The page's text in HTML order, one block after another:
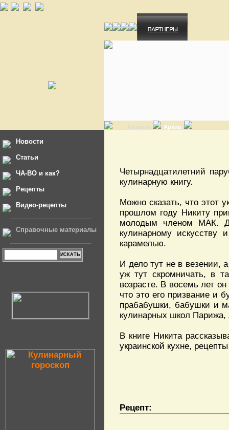
Главная Архив
Новости
Статьи
ЧА-ВО и как?
Рецепты
Видео-рецепты
Справочные материалы
Четырнадцатилетний
кулинарную книгу.
Можно сказать, что этот
прошлом году Никиту
молодым членом МАК.
кулинарному
карамелью.
И дело тут не в везении,
уж тут скромничать, в
возрасте. В восемь лет
что это его призвание и
прабабушки, бабушки и
кулинарных школ
В книге Никита
украинской кухне,
Рецепт: